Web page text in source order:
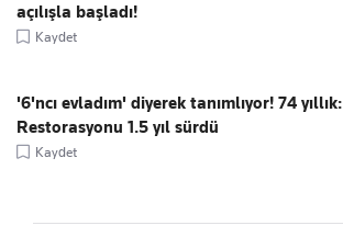
açılışla başladı!
Kaydet
'6'ncı evladım' diyerek tanımlıyor! 74 yıllık:
Restorasyonu 1.5 yıl sürdü
Kaydet